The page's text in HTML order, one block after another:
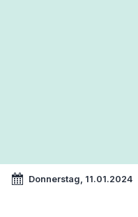
Donnerstag, 11.01.2024